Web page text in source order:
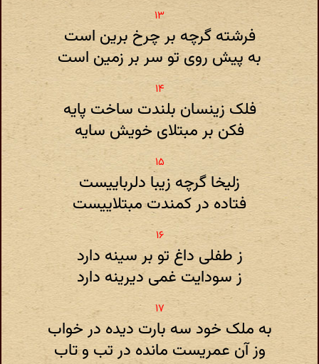
فرشته گرچه بر چرخ برین است
به پیش روی تو سر بر زمین است
فلک زینسان بلندت ساخت پایه
فکن بر مبتلای خویش سایه
زلیخا گرچه زیبا دلرباییست
فتاده در کمندت مبتلاییست
ز طفلی داغ تو بر سینه دارد
ز سودایت غمی دیرینه دارد
به ملک خود سه بارت دیده در خواب
وز آن عمریست مانده در تب و تاب